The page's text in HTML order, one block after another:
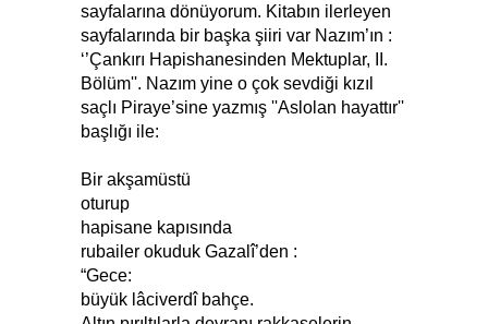
sayfalarına dönüyorum. Kitabın ilerleyen
sayfalarında bir başka şiiri var Nazım’ın :
‘’Çankırı Hapishanesinden Mektuplar, II.
Bölüm''. Nazım yine o çok sevdiği kızıl
saçlı Piraye’sine yazmış ''Aslolan hayattır''
başlığı ile:
Bir akşamüstü
oturup
hapisane kapısında
rubailer okuduk Gazalî’den :
“Gece:
büyük lâciverdî bahçe.